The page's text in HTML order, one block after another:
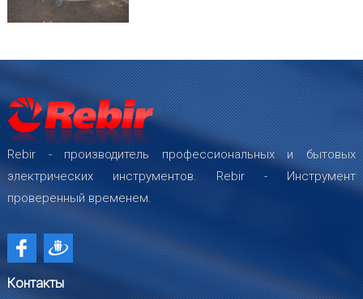
Rebir - производитель профессиональных и бытовых
электрических инструментов. Rebir - Инструмент
проверенный временем.
Контакты